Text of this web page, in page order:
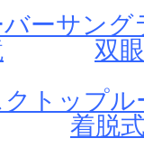
バーサング
双
トップル
着脱